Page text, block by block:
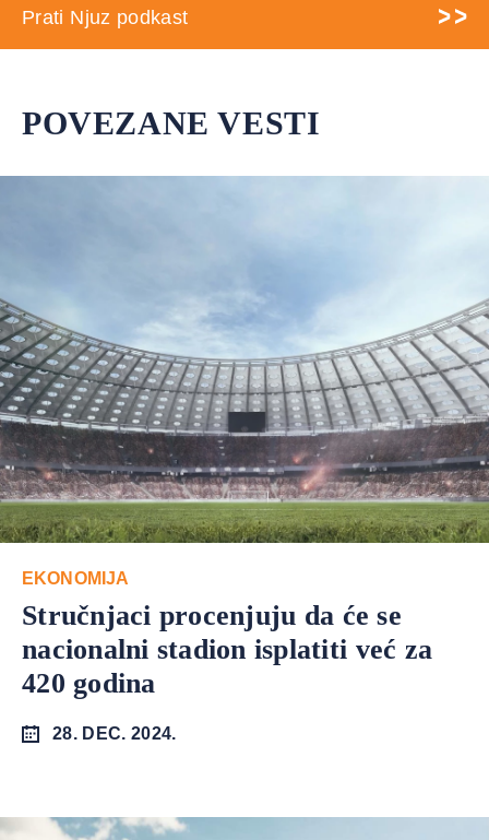
Prati Njuz podkast
POVEZANE VESTI
EKONOMIJA
Stručnjaci procenjuju da će se
nacionalni stadion isplatiti već za
420 godina
28. DEC. 2024.